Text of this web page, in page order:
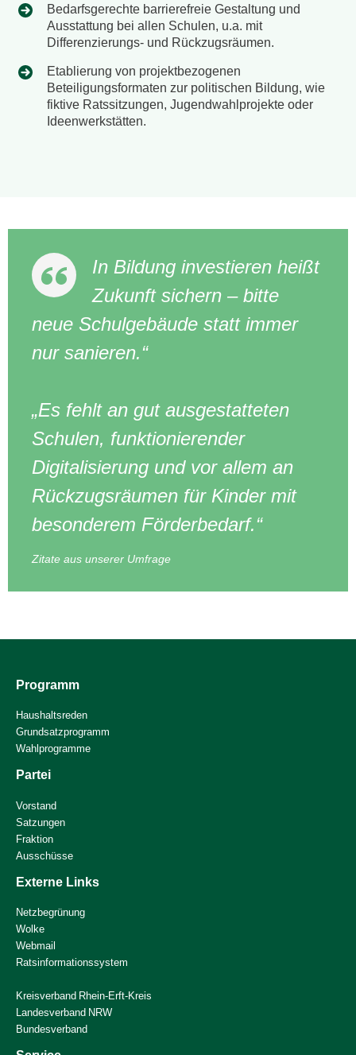
Bedarfsgerechte barrierefreie Gestaltung und
Ausstattung bei allen Schulen, u.a. mit
Differenzierungs- und Rückzugsräumen.
Etablierung von projektbezogenen
Beteiligungsformaten zur politischen Bildung, wie
fiktive Ratssitzungen, Jugendwahlprojekte oder
Ideenwerkstätten.
In Bildung investieren heißt
Zukunft sichern – bitte
neue Schulgebäude statt immer
nur sanieren.“
„Es fehlt an gut ausgestatteten
Schulen, funktionierender
Digitalisierung und vor allem an
Rückzugsräumen für Kinder mit
besonderem Förderbedarf.“
Zitate aus unserer Umfrage
Programm
Haushaltsreden
Grundsatzprogramm
Wahlprogramme
Partei
Vorstand
Satzungen
Fraktion
Ausschüsse
Externe Links
Netzbegrünung
Wolke
Webmail
Ratsinformationssystem
Kreisverband Rhein-Erft-Kreis
Landesverband NRW
Bundesverband